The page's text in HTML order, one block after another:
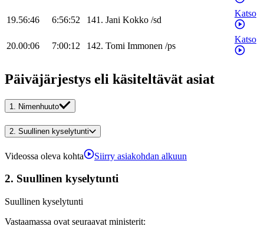
19.56:46 6:56:52 141. Jani Kokko /sd
Katso
20.00:06 7:00:12 142. Tomi Immonen /ps
Katso
Päiväjärjestys eli käsiteltävät asiat
1. Nimenhuuto
2. Suullinen kyselytunti
Videossa oleva kohta Siirry asiakohdan alkuun
2. Suullinen kyselytunti
Suullinen kyselytunti
Vastaamassa ovat seuraavat ministerit: